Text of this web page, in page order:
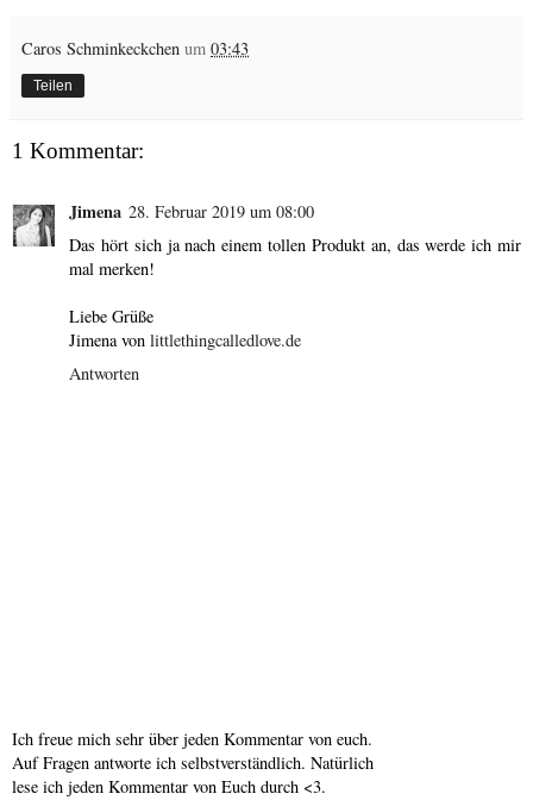
Caros Schminkeckchen um 03:43
Teilen
1 Kommentar:
Jimena 28. Februar 2019 um 08:00
Das hört sich ja nach einem tollen Produkt an, das werde ich mir
mal merken!
Liebe Grüße
Jimena von littlethingcalledlove.de
Antworten
Ich freue mich sehr über jeden Kommentar von euch.
Auf Fragen antworte ich selbstverständlich. Natürlich
lese ich jeden Kommentar von Euch durch <3.